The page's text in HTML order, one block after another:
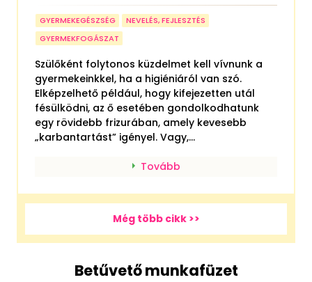
GYERMEKEGÉSZSÉG
NEVELÉS, FEJLESZTÉS
GYERMEKFOGÁSZAT
Szülőként folytonos küzdelmet kell vívnunk a
gyermekeinkkel, ha a higiéniáról van szó.
Elképzelhető például, hogy kifejezetten utál
fésülködni, az ő esetében gondolkodhatunk
egy rövidebb frizurában, amely kevesebb
„karbantartást” igényel. Vagy,...
Tovább
Még több cikk >>
Betűvető munkafüzet